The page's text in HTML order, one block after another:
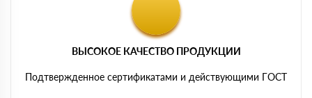
ВЫСОКОЕ КАЧЕСТВО ПРОДУКЦИИ
Подтвержденное сертификатами и действующими ГОСТ